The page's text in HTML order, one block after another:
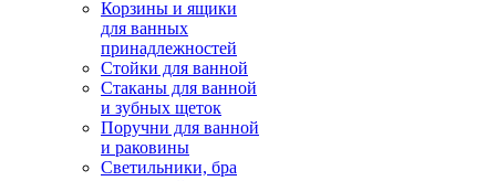
Корзины и ящики
для ванных
принадлежностей
Стойки для ванной
Стаканы для ванной
и зубных щеток
Поручни для ванной
и раковины
Светильники, бра